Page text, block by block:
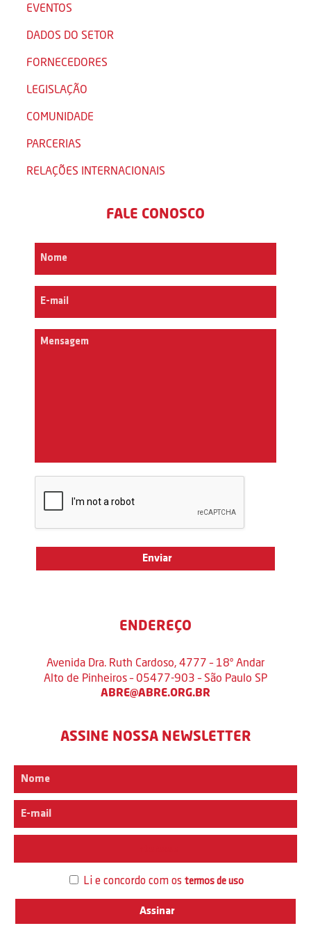
EVENTOS
DADOS DO SETOR
FORNECEDORES
LEGISLAÇÃO
COMUNIDADE
PARCERIAS
RELAÇÕES INTERNACIONAIS
FALE CONOSCO
ENDEREÇO
Avenida Dra. Ruth Cardoso, 4777 – 18º Andar
Alto de Pinheiros – 05477-903 – São Paulo SP
ABRE@ABRE.ORG.BR
ASSINE NOSSA NEWSLETTER
Li e concordo com os termos de uso